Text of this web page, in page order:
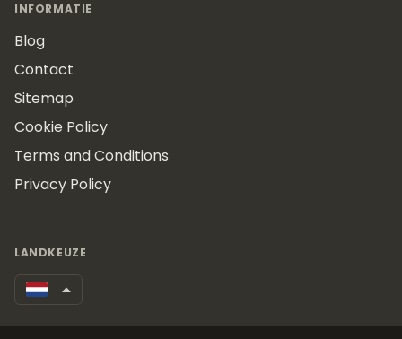
INFORMATIE
Blog
Contact
Sitemap
Cookie Policy
Terms and Conditions
Privacy Policy
LANDKEUZE